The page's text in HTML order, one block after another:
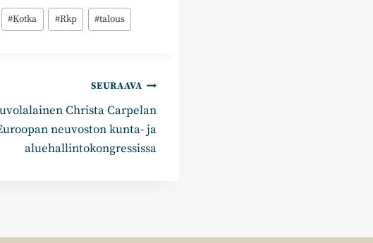
#Kotka #Rkp #talous
SEURAAVA
Christa Carpelan
neuvoston kunta- ja
aluehallintokongressissa